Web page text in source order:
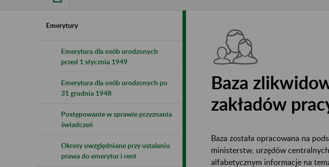
Emerytury
Emerytura dla osób urodzonych
przed 1 stycznia 1949
Emerytura dla osób urodzonych po
31 grudnia 1948
Postępowanie w sprawie przyznania
świadczeń
Okresy uwzględniane przy ustalaniu
prawa do emerytur i rent
Baza
zakładów
Baza została opracowana na
ministerstw, urzędów
alfabetycznym informacje na